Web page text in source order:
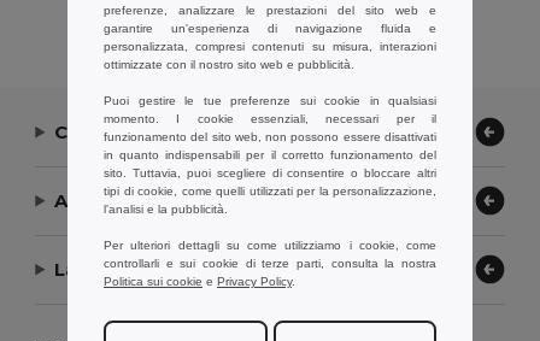
Visualizzazione Di Tutti I Prodotti.
Contattaci
Aiuto or Assistenza
La nostra azienda
preferenze, analizzare le prestazioni del sito web e
garantire un'esperienza di navigazione fluida e
personalizzata, compresi contenuti su misura, interazioni
ottimizzate con il nostro sito web e pubblicità.
Puoi gestire le tue preferenze sui cookie in qualsiasi
momento. I cookie essenziali, necessari per il
funzionamento del sito web, non possono essere disattivati
in quanto indispensabili per il corretto funzionamento del
sito. Tuttavia, puoi scegliere di consentire o bloccare altri
tipi di cookie, come quelli utilizzati per la personalizzazione,
l'analisi e la pubblicità.
Per ulteriori dettagli su come utilizziamo i cookie, come
controllarli e sui cookie di terze parti, consulta la nostra
Politica sui cookie e Privacy Policy.